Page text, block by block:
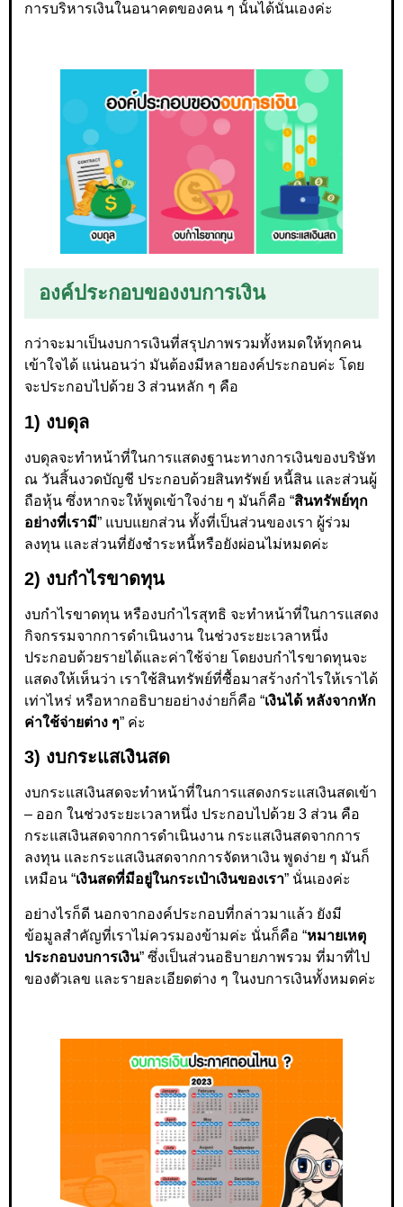
การบริหารเงินในอนาคตของคน ๆ นั้นได้นั่นเองค่ะ
องค์ประกอบของงบการเงิน
กว่าจะมาเป็นงบการเงินที่สรุปภาพรวมทั้งหมดให้ทุกคน
เข้าใจได้ แน่นอนว่า มันต้องมีหลายองค์ประกอบค่ะ โดย
จะประกอบไปด้วย 3 ส่วนหลัก ๆ คือ
1) งบดุล
งบดุลจะทำหน้าที่ในการแสดงฐานะทางการเงินของบริษัท
ณ วันสิ้นงวดบัญชี ประกอบด้วยสินทรัพย์ หนี้สิน และส่วนผู้
ถือหุ้น ซึ่งหากจะให้พูดเข้าใจง่าย ๆ มันก็คือ “สินทรัพย์ทุก
อย่างที่เรามี” แบบแยกส่วน ทั้งที่เป็นส่วนของเรา ผู้ร่วม
ลงทุน และส่วนที่ยังชำระหนี้หรือยังผ่อนไม่หมดค่ะ
2) งบกำไรขาดทุน
งบกำไรขาดทุน หรืองบกำไรสุทธิ จะทำหน้าที่ในการแสดง
กิจกรรมจากการดำเนินงาน ในช่วงระยะเวลาหนึ่ง
ประกอบด้วยรายได้และค่าใช้จ่าย โดยงบกำไรขาดทุนจะ
แสดงให้เห็นว่า เราใช้สินทรัพย์ที่ซื้อมาสร้างกำไรให้เราได้
เท่าไหร่ หรือหากอธิบายอย่างง่ายก็คือ “เงินได้ หลังจากหัก
ค่าใช้จ่ายต่าง ๆ” ค่ะ
3) งบกระแสเงินสด
งบกระแสเงินสดจะทำหน้าที่ในการแสดงกระแสเงินสดเข้า
– ออก ในช่วงระยะเวลาหนึ่ง ประกอบไปด้วย 3 ส่วน คือ
กระแสเงินสดจากการดำเนินงาน กระแสเงินสดจากการ
ลงทุน และกระแสเงินสดจากการจัดหาเงิน พูดง่าย ๆ มันก็
เหมือน “เงินสดที่มีอยู่ในกระเป๋าเงินของเรา” นั่นเองค่ะ
อย่างไรก็ดี นอกจากองค์ประกอบที่กล่าวมาแล้ว ยังมี
ข้อมูลสำคัญที่เราไม่ควรมองข้ามค่ะ นั่นก็คือ “หมายเหตุ
ประกอบงบการเงิน” ซึ่งเป็นส่วนอธิบายภาพรวม ที่มาที่ไป
ของตัวเลข และรายละเอียดต่าง ๆ ในงบการเงินทั้งหมดค่ะ